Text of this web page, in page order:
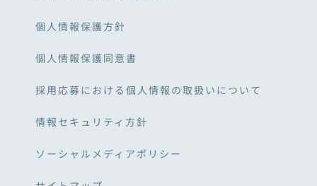
個人情報保護方針
個人情報保護同意書
採用応募における個人情報の取扱いについて
情報セキュリティ方針
ソーシャルメディアポリシー